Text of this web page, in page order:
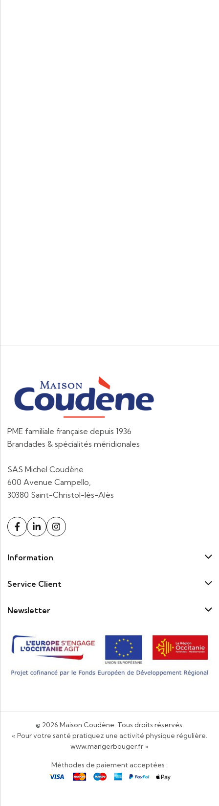
PME familiale française depuis 1936
Brandades & spécialités méridionales
SAS Michel Coudène
600 Avenue Campello,
30380 Saint-Christol-lès-Alès
Information
Service Client
Newsletter
© 2026 Maison Coudène. Tous droits réservés.
« Pour votre santé pratiquez une activité physique régulière.
www.mangerbouger.fr »
Méthodes de paiement acceptées :